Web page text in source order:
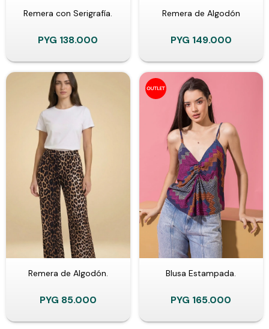
Remera con Serigrafía.
PYG 138.000
Remera de Algodón
PYG 149.000
Remera de Algodón.
PYG 85.000
Blusa Estampada.
PYG 165.000